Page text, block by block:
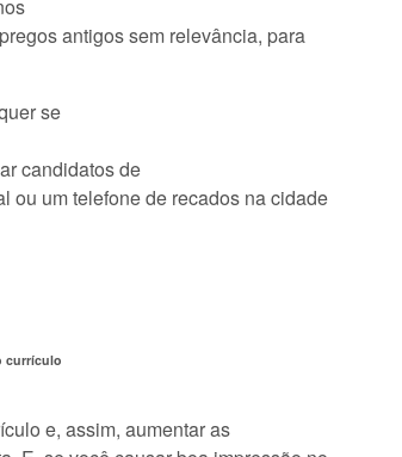
antigos sem relevância, para
se
candidatos de
ou um telefone de recados na cidade
currículo
e, assim, aumentar as